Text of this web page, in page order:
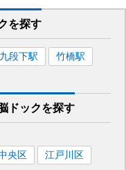
を探す
九段下駅 竹橋駅
ドックを探す
央区 江戸川区